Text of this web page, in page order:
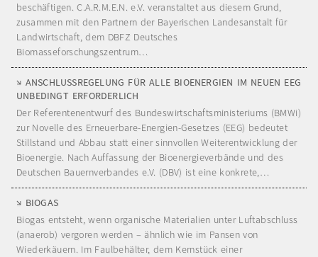
beschäftigen. C.A.R.M.E.N. e.V. veranstaltet aus diesem Grund,
zusammen mit den Partnern der Bayerischen Landesanstalt für
Landwirtschaft, dem DBFZ Deutsches
Biomasseforschungszentrum…
ANSCHLUSSREGELUNG FÜR ALLE BIOENERGIEN IM NEUEN EEG
UNBEDINGT ERFORDERLICH
Der Referentenentwurf des Bundeswirtschaftsministeriums (BMWi)
zur Novelle des Erneuerbare-Energien-Gesetzes (EEG) bedeutet
Stillstand und Abbau statt einer sinnvollen Weiterentwicklung der
Bioenergie. Nach Auffassung der Bioenergieverbände und des
Deutschen Bauernverbandes e.V. (DBV) ist eine konkrete,…
BIOGAS
Biogas entsteht, wenn organische Materialien unter Luftabschluss
(anaerob) vergoren werden – ähnlich wie im Pansen von
Wiederkäuern. Im Faulbehälter, dem Kernstück einer